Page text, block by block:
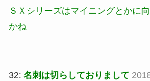
ＳＸシリーズはマイニングとかに
かね
32: 名刺は切らしておりまして